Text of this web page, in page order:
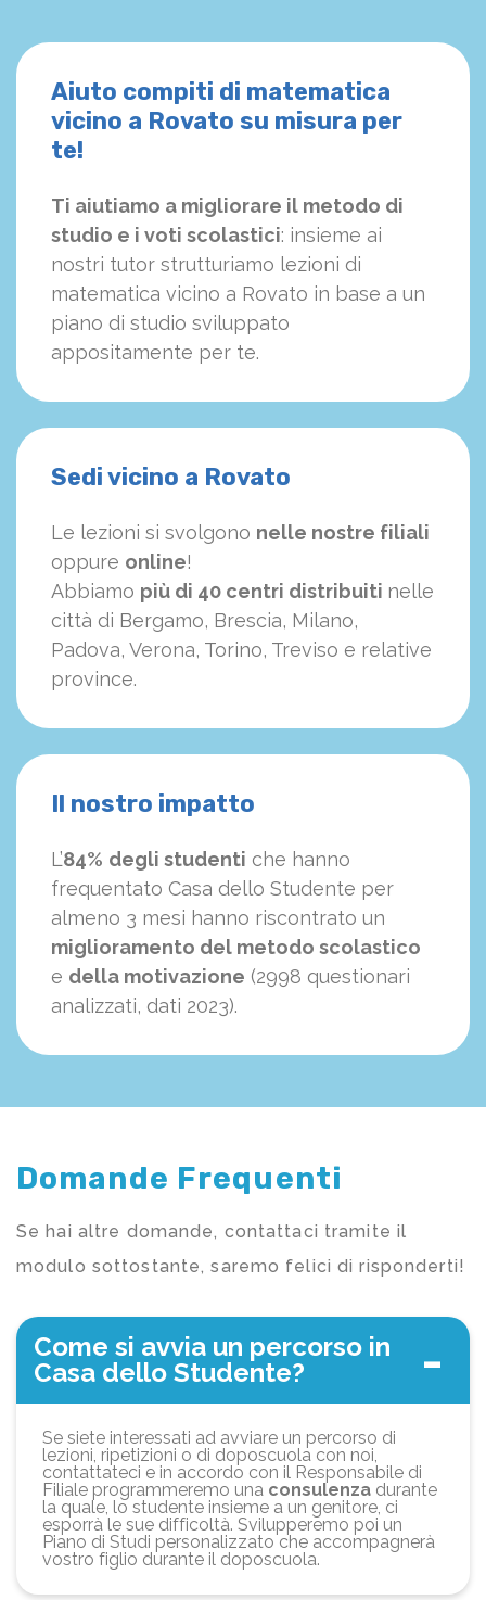
Aiuto compiti di matematica
vicino a Rovato su misura per
te!
Ti aiutiamo a migliorare il metodo di
studio e i voti scolastici: insieme ai
nostri tutor strutturiamo lezioni di
matematica vicino a Rovato in base a un
piano di studio sviluppato
appositamente per te.
Sedi vicino a Rovato
Le lezioni si svolgono nelle nostre filiali
oppure online!
Abbiamo più di 40 centri distribuiti nelle
città di Bergamo, Brescia, Milano,
Padova, Verona, Torino, Treviso e relative
province.
Il nostro impatto
L’84% degli studenti che hanno
frequentato Casa dello Studente per
almeno 3 mesi hanno riscontrato un
miglioramento del metodo scolastico
e della motivazione (2998 questionari
analizzati, dati 2023).
Domande Frequenti
Se hai altre domande, contattaci tramite il
modulo sottostante, saremo felici di risponderti!
Come si avvia un percorso in
Casa dello Studente?
Se siete interessati ad avviare un percorso di
lezioni, ripetizioni o di doposcuola con noi,
contattateci e in accordo con il Responsabile di
Filiale programmeremo una consulenza durante
la quale, lo studente insieme a un genitore, ci
esporrà le sue difficoltà. Svilupperemo poi un
Piano di Studi personalizzato che accompagnerà
vostro figlio durante il doposcuola.